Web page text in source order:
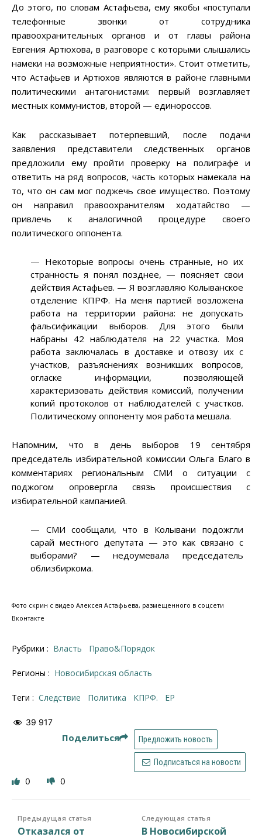
До этого, по словам Астафьева, ему якобы «поступали
телефонные звонки от сотрудника
правоохранительных органов и от главы района
Евгения Артюхова, в разговоре с которыми слышались
намеки на возможные неприятности». Стоит отметить,
что Астафьев и Артюхов являются в районе главными
политическими антагонистами: первый возглавляет
местных коммунистов, второй — единороссов.
Как рассказывает потерпевший, после подачи
заявления представители следственных органов
предложили ему пройти проверку на полиграфе и
ответить на ряд вопросов, часть которых намекала на
то, что он сам мог поджечь свое имущество. Поэтому
он направил правоохранителям ходатайство —
привлечь к аналогичной процедуре своего
политического оппонента.
— Некоторые вопросы очень странные, но их
странность я понял позднее, — поясняет свои
действия Астафьев. — Я возглавляю Колыванское
отделение КПРФ. На меня партией возложена
работа на территории района: не допускать
фальсификации выборов. Для этого были
набраны 42 наблюдателя на 22 участка. Моя
работа заключалась в доставке и отвозу их с
участков, разъяснениях возникших вопросов,
огласке информации, позволяющей
характеризовать действия комиссий, получении
копий протоколов от наблюдателей с участков.
Политическому оппоненту моя работа мешала.
Напомним, что в день выборов 19 сентября
председатель избирательной комиссии Ольга Благо в
комментариях региональным СМИ о ситуации с
поджогом опровергла связь происшествия с
избирательной кампанией.
— СМИ сообщали, что в Колывани подожгли
сарай местного депутата — это как связано с
выборами? — недоумевала председатель
облизбиркома.
Фото скрин с видео Алексея Астафьева, размещенного в соцсети
Вконтакте
Рубрики : Власть Право&Порядок
Регионы : Новосибирская область
Теги : следствие политика КПРФ. ЕР
39 917
Поделиться Предложить новость
Подписаться на новости
0 0
Предыдущая статья
Отказался от
Следующая статья
В Новосибирской